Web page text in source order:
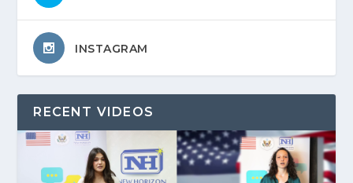
INSTAGRAM
RECENT VIDEOS